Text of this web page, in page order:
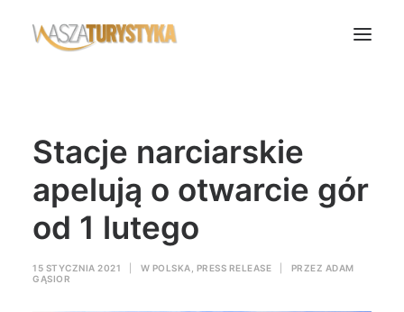
Biura podróży
Noclegi
Polska
Świat
Stacje narciarskie
apelują o otwarcie gór
od 1 lutego
15 STYCZNIA 2021 W POLSKA PRESS RELEASE PRZEZ ADAM
GĄSIOR